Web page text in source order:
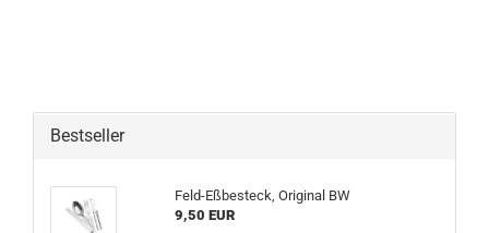
Bestseller
Feld-Eßbesteck, Original BW
9,50 EUR